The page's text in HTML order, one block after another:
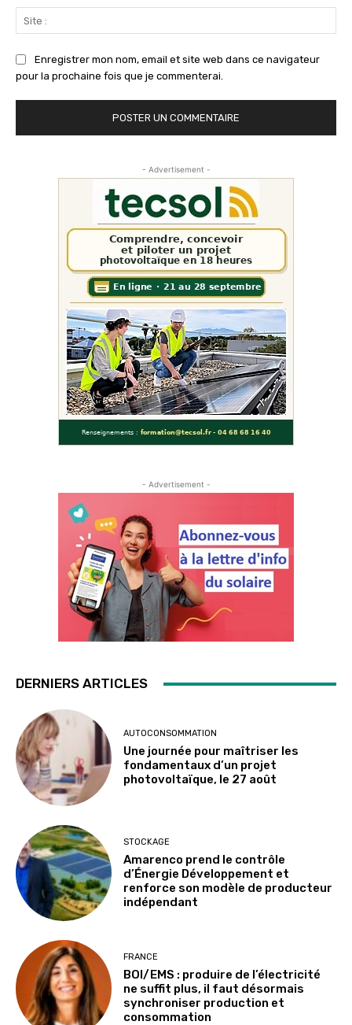
:
Enregistrer mon nom, email et site web dans ce navigateur
pour la prochaine fois que je commenterai.
- Advertisement -
- Advertisement -
DERNIERS ARTICLES
AUTOCONSOMMATION
Une journée pour maîtriser les
fondamentaux d’un projet
photovoltaïque, le 27 août
STOCKAGE
Amarenco prend le contrôle
d’Énergie Développement et
renforce son modèle de producteur
indépendant
FRANCE
BOI/EMS : produire de l’électricité
ne suffit plus, il faut désormais
synchroniser production et
consommation